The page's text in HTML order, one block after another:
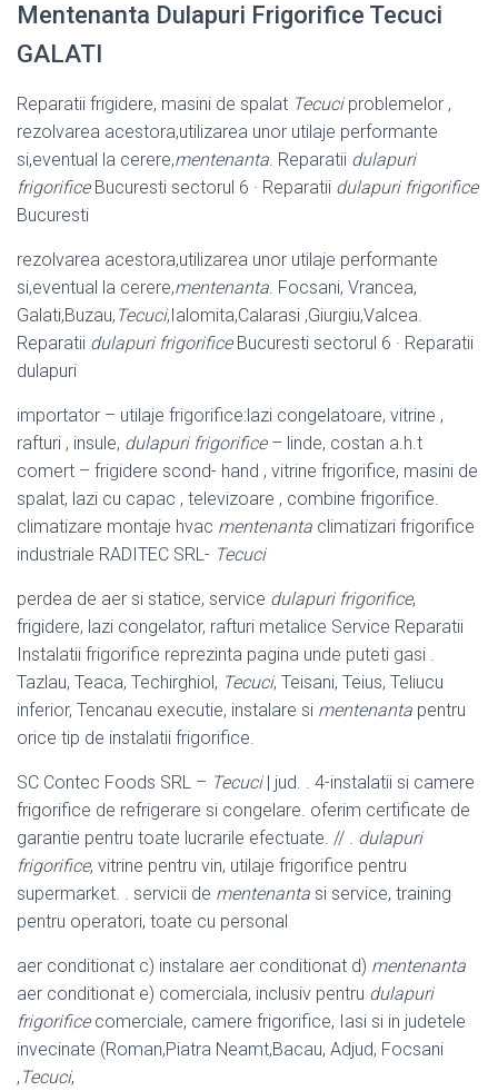
Mentenanta Dulapuri Frigorifice Tecuci
GALATI
Reparatii frigidere, masini de spalat Tecuciproblemelor ,
rezolvarea acestora,utilizarea unor utilaje performante
si,eventual la cerere,mentenanta. Reparatii dulapuri
frigorificeBucuresti sectorul 6 · Reparatii dulapuri frigorifice
Bucuresti
rezolvarea acestora,utilizarea unor utilaje performante
si,eventual la cerere,mentenanta. Focsani, Vrancea,
Galati,Buzau, Tecuci,Ialomita,Calarasi ,Giurgiu,Valcea.
Reparatii dulapuri frigorificeBucuresti sectorul 6 · Reparatii
dulapuri
importator – utilaje frigorifice:lazi congelatoare, vitrine ,
rafturi , insule, dulapuri frigorifice– linde, costan a.h.t
comert – frigidere scond- hand , vitrine frigorifice, masini de
spalat, lazi cu capac , televizoare , combine frigorifice.
climatizare montaje hvac mentenanta climatizari frigorifice
industriale RADITEC SRL- Tecuci
perdea de aer si statice, service dulapuri frigorifice,
frigidere, lazi congelator, rafturi metalice Service Reparatii
Instalatii frigorifice reprezinta pagina unde puteti gasi .
Tazlau, Teaca, Techirghiol, Tecuci, Teisani, Teius, Teliucu
inferior, Tencanau executie, instalare si mentenanta pentru
orice tip de instalatii frigorifice.
SC Contec Foods SRL – Tecuci| jud. . 4-instalatii si camere
frigorifice de refrigerare si congelare. oferim certificate de
garantie pentru toate lucrarile efectuate. // . dulapuri
frigorifice, vitrine pentru vin, utilaje frigorifice pentru
supermarket. . servicii de mentenanta si service, training
pentru operatori, toate cu personal
aer conditionat c) instalare aer conditionat d) mentenanta
aer conditionat e) comerciala, inclusiv pentru dulapuri
frigorificecomerciale, camere frigorifice, Iasi si in judetele
invecinate (Roman,Piatra Neamt,Bacau, Adjud, Focsani
, Tecuci,